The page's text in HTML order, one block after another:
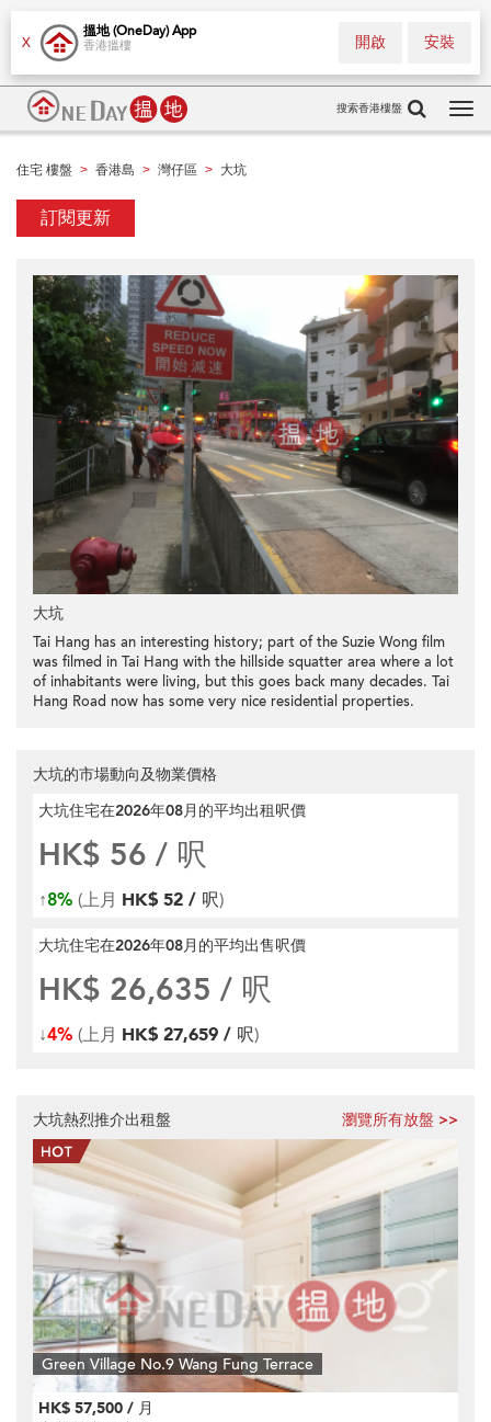
X
搵地 (OneDay) App
香港搵樓 安裝
開啟
搜索香港樓盤
住宅 樓盤 > 香港島 > 灣仔區 > 大坑
訂閱更新
大坑
Tai Hang has an interesting history; part of the Suzie Wong film
was filmed in Tai Hang with the hillside squatter area where a lot
of inhabitants were living, but this goes back many decades. Tai
Hang Road now has some very nice residential properties.
大坑的市場動向及物業價格
大坑住宅在2026年08月 的平均出租呎價
HK$ 56 / 呎
↑8% (上月 HK$ 52 / 呎)
大坑住宅在2026年08月 的平均出售呎價
HK$ 26,635 / 呎
↓4% (上月 HK$ 27,659 / 呎)
大坑熱烈推介出租盤 瀏覽所有放盤 >>
Green Village No.9 Wang Fung Terrace
HK$ 57,500 / 月